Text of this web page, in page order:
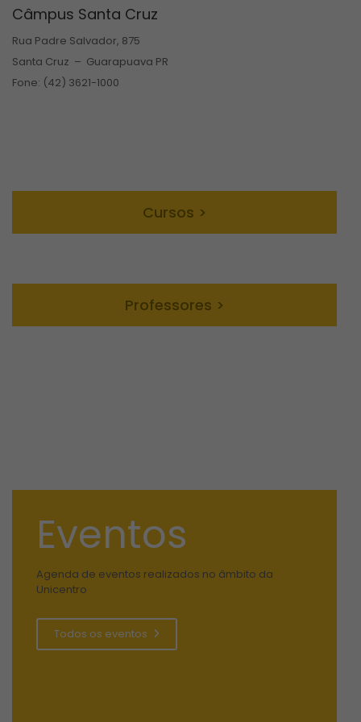
Câmpus Santa Cruz
Rua Padre Salvador, 875
Santa Cruz – Guarapuava PR
Fone: (42) 3621-1000
Cursos >
Professores >
Eventos
Agenda de eventos realizados no âmbito da
Unicentro
Todos os eventos